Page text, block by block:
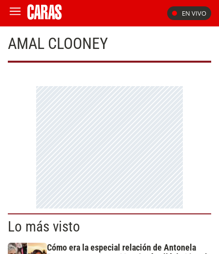
EN VIVO
AMAL CLOONEY
Lo más visto
Cómo era la especial relación de Antonela